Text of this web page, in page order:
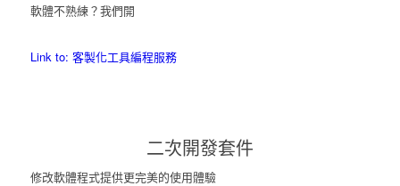
軟體不熟練？我們開
Link to: 客製化工具編程服務
二次開發套件
修改軟體程式提供更完美的使用體驗